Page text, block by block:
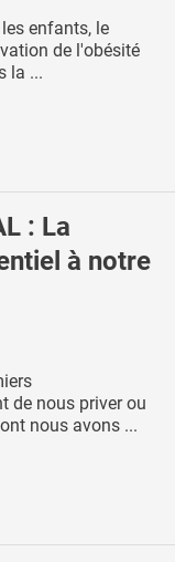
enfants, le
de l'obésité
la ...
: La
à notre
de nous priver ou
nous avons ...